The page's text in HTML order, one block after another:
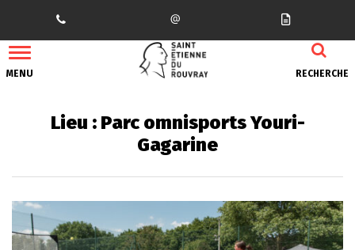
MENU RECHERCHE
Lieu : Parc omnisports Youri-
Gagarine